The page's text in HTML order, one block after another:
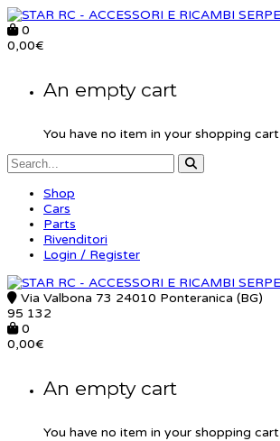
0
0,00€
An empty cart
You have no item in your shopping cart
Shop
Cars
Parts
Rivenditori
Login / Register
Via Valbona 73 24010 Ponteranica (BG)
95 132
0
0,00€
An empty cart
You have no item in your shopping cart